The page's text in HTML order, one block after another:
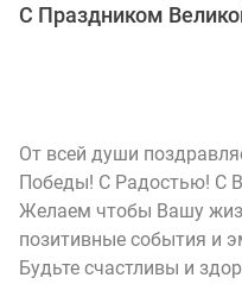
С Праздником
Дорогие
От всей души
Победы! С Радостью! С
Желаем чтобы Вашу
позитивные события и
Будьте счастливы и